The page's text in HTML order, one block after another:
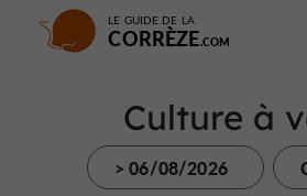
LE GUIDE DE LA
CORRÈZE
Culture à
> 06/08/2026